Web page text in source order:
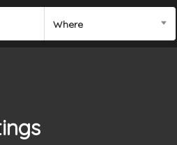
Where